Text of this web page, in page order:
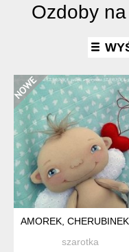
Ozdoby
AMOREK,
szarotka